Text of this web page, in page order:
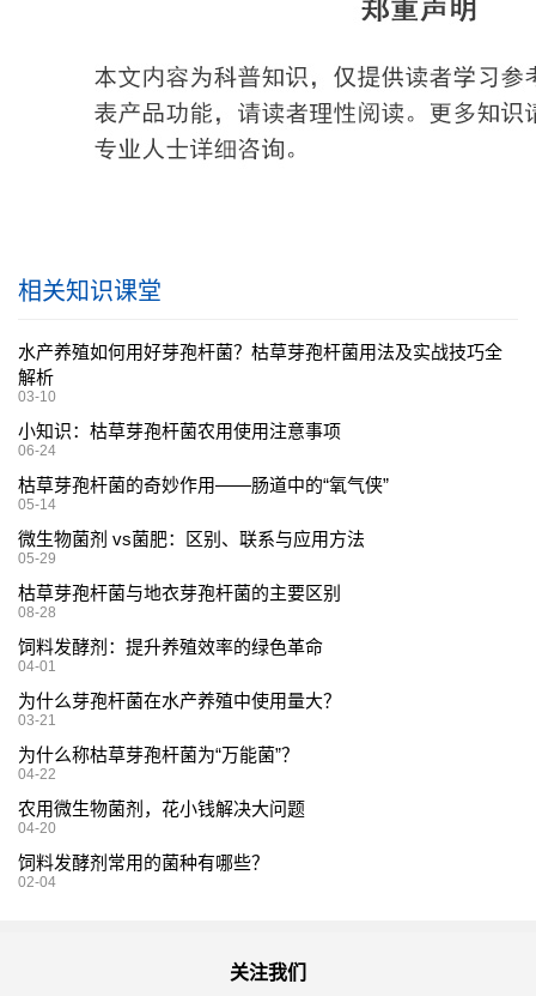
相关知识课堂
水产养殖如何用好芽孢杆菌？枯草芽孢杆菌用法及实战技巧全
解析
03-10
小知识：枯草芽孢杆菌农用使用注意事项
06-24
枯草芽孢杆菌的奇妙作用——肠道中的“氧气侠”
05-14
微生物菌剂 vs菌肥：区别、联系与应用方法
05-29
枯草芽孢杆菌与地衣芽孢杆菌的主要区别
08-28
饲料发酵剂：提升养殖效率的绿色革命
04-01
为什么芽孢杆菌在水产养殖中使用量大？
03-21
为什么称枯草芽孢杆菌为“万能菌”？
04-22
农用微生物菌剂，花小钱解决大问题
04-20
饲料发酵剂常用的菌种有哪些？
02-04
关注我们